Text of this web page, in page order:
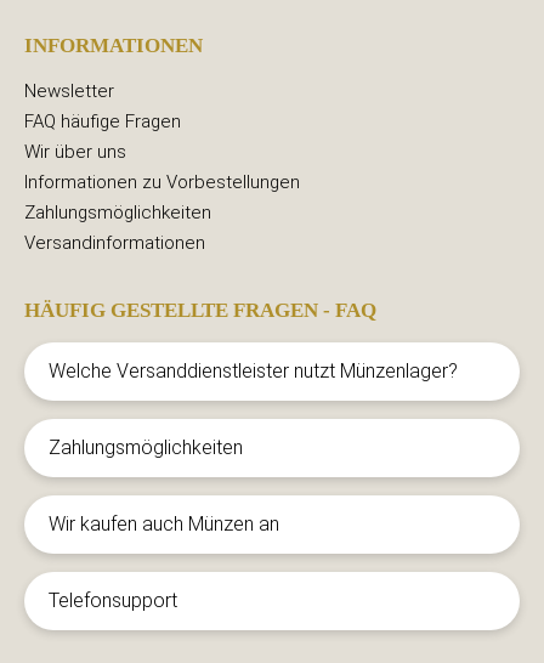
INFORMATIONEN
Newsletter
FAQ häufige Fragen
Wir über uns
Informationen zu Vorbestellungen
Zahlungsmöglichkeiten
Versandinformationen
HÄUFIG GESTELLTE FRAGEN - FAQ
Welche Versanddienstleister nutzt Münzenlager?
Zahlungsmöglichkeiten
Wir kaufen auch Münzen an
Telefonsupport